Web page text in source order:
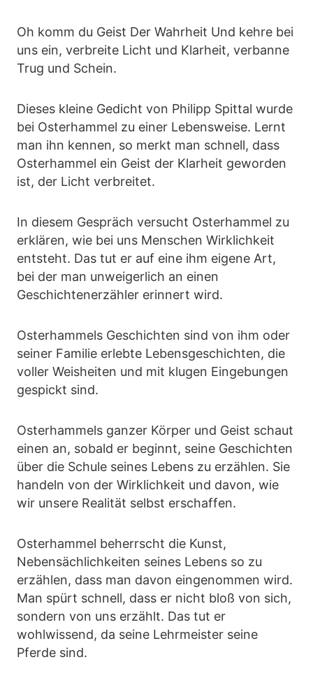
Oh komm du Geist Der Wahrheit Und kehre bei
uns ein, verbreite Licht und Klarheit, verbanne
Trug und Schein.
Dieses kleine Gedicht von Philipp Spittal wurde
bei Osterhammel zu einer Lebensweise. Lernt
man ihn kennen, so merkt man schnell, dass
Osterhammel ein Geist der Klarheit geworden
ist, der Licht verbreitet.
In diesem Gespräch versucht Osterhammel zu
erklären, wie bei uns Menschen Wirklichkeit
entsteht. Das tut er auf eine ihm eigene Art,
bei der man unweigerlich an einen
Geschichtenerzähler erinnert wird.
Osterhammels Geschichten sind von ihm oder
seiner Familie erlebte Lebensgeschichten, die
voller Weisheiten und mit klugen Eingebungen
gespickt sind.
Osterhammels ganzer Körper und Geist schaut
einen an, sobald er beginnt, seine Geschichten
über die Schule seines Lebens zu erzählen. Sie
handeln von der Wirklichkeit und davon, wie
wir unsere Realität selbst erschaffen.
Osterhammel beherrscht die Kunst,
Nebensächlichkeiten seines Lebens so zu
erzählen, dass man davon eingenommen wird.
Man spürt schnell, dass er nicht bloß von sich,
sondern von uns erzählt. Das tut er
wohlwissend, da seine Lehrmeister seine
Pferde sind.